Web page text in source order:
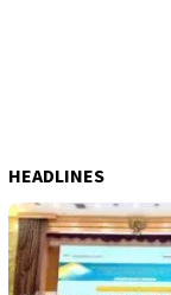
HEADLINES